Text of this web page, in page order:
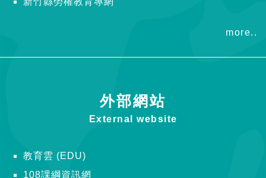
more..
外部網站
External website
教育雲 (EDU)
108課綱資訊網